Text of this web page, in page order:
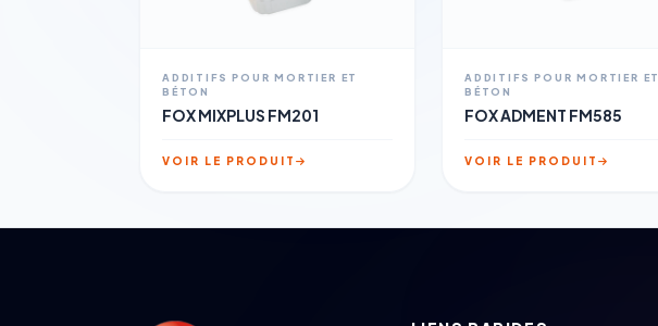
ADDITIFS POUR MORTIER ET
BÉTON
FOX MIXPLUS FM201
VOIR LE PRODUIT
ADDITIFS POUR MORTIER ET
BÉTON
FOX ADMENT FM585
VOIR LE PRODUIT